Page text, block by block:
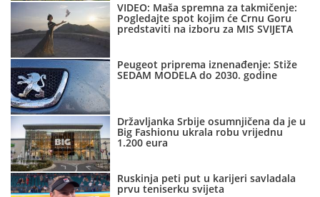
VIDEO: Maša spremna za takmičenje:
Pogledajte spot kojim će Crnu Goru
predstaviti na izboru za MIS SVIJETA
Peugeot priprema iznenađenje: Stiže
SEDAM MODELA do 2030. godine
Državljanka Srbije osumnjičena da je u
Big Fashionu ukrala robu vrijednu
1.200 eura
Ruskinja peti put u karijeri savladala
prvu teniserku svijeta